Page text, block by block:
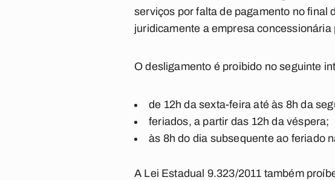
serviços por falta de pagamento no final
juridicamente a empresa
O desligamento é proibido no seguinte
de 12h da sexta-feira até às 8h da
feriados, a partir das 12h da véspera;
às 8h do dia subsequente ao feriado
A Lei Estadual 9.323/2011 também